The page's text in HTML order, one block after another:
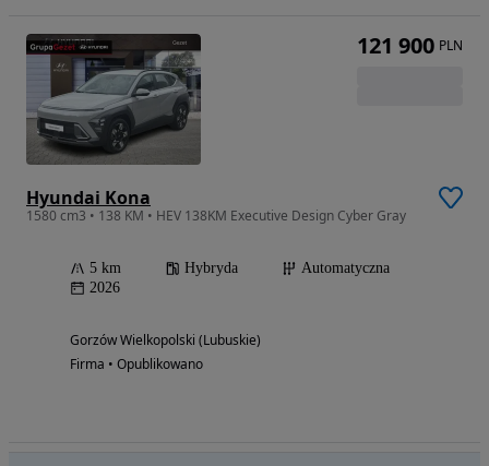
Hyundai Kona
1580 cm3 • 138 KM • HEV 138KM Executive Design Cyber Gray
5 km Hybryda
Automatyczna
2026
Gorzów Wielkopolski (Lubuskie)
Firma • Opublikowano
121 900 PLN